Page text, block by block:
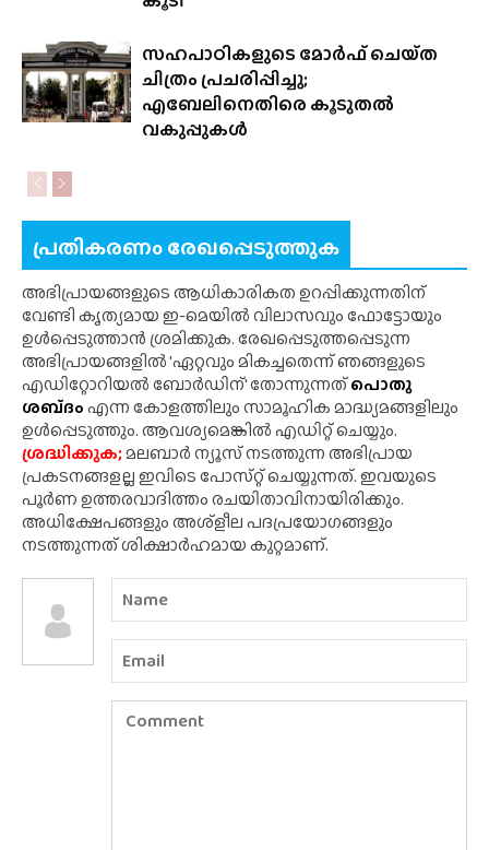
സഹപാഠികളുടെ മോർഫ് ചെയ്‌ത
ചിത്രം പ്രചരിപ്പിച്ചു;
എബേലിനെതിരെ കൂടുതൽ
വകുപ്പുകൾ
പ്രതികരണം രേഖപ്പെടുത്തുക
അഭിപ്രായങ്ങളുടെ ആധികാരികത ഉറപ്പിക്കുന്നതിന്
വേണ്ടി കൃത്യമായ ഇ-മെയിൽ വിലാസവും ഫോട്ടോയും
ഉൾപ്പെടുത്താൻ ശ്രമിക്കുക. രേഖപ്പെടുത്തപ്പെടുന്ന
അഭിപ്രായങ്ങളിൽ 'ഏറ്റവും മികച്ചതെന്ന് ഞങ്ങളുടെ
എഡിറ്റോറിയൽ ബോർഡിന്' തോന്നുന്നത്പൊതു
ശബ്‌ദംഎന്ന കോളത്തിലും സാമൂഹിക മാദ്ധ്യമങ്ങളിലും
ഉൾപ്പെടുത്തും. ആവശ്യമെങ്കിൽ എഡിറ്റ് ചെയ്യും.
ശ്രദ്ധിക്കുക;മലബാർ ന്യൂസ് നടത്തുന്ന അഭിപ്രായ
പ്രകടനങ്ങളല്ല ഇവിടെ പോസ്‌റ്റ് ചെയ്യുന്നത്. ഇവയുടെ
പൂർണ ഉത്തരവാദിത്തം രചയിതാവിനായിരിക്കും.
അധിക്ഷേപങ്ങളും അശ്‌ളീല പദപ്രയോഗങ്ങളും
നടത്തുന്നത് ശിക്ഷാർഹമായ കുറ്റമാണ്.